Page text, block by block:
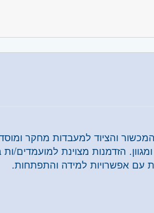
רחובות, יבנה
והציוד למעבדות מחקר
הזדמנות מצוינת למועמדים/
עם אפשרויות למידה והתפתחות.